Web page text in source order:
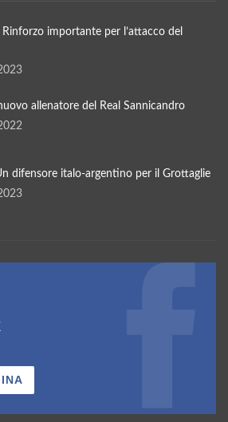
Rinforzo importante per l’attacco del
allenatore del Real Sannicandro
difensore italo-argentino per il Grottaglie